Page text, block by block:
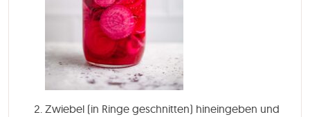
Zwiebel (in Ringe geschnitten) hineingeben und